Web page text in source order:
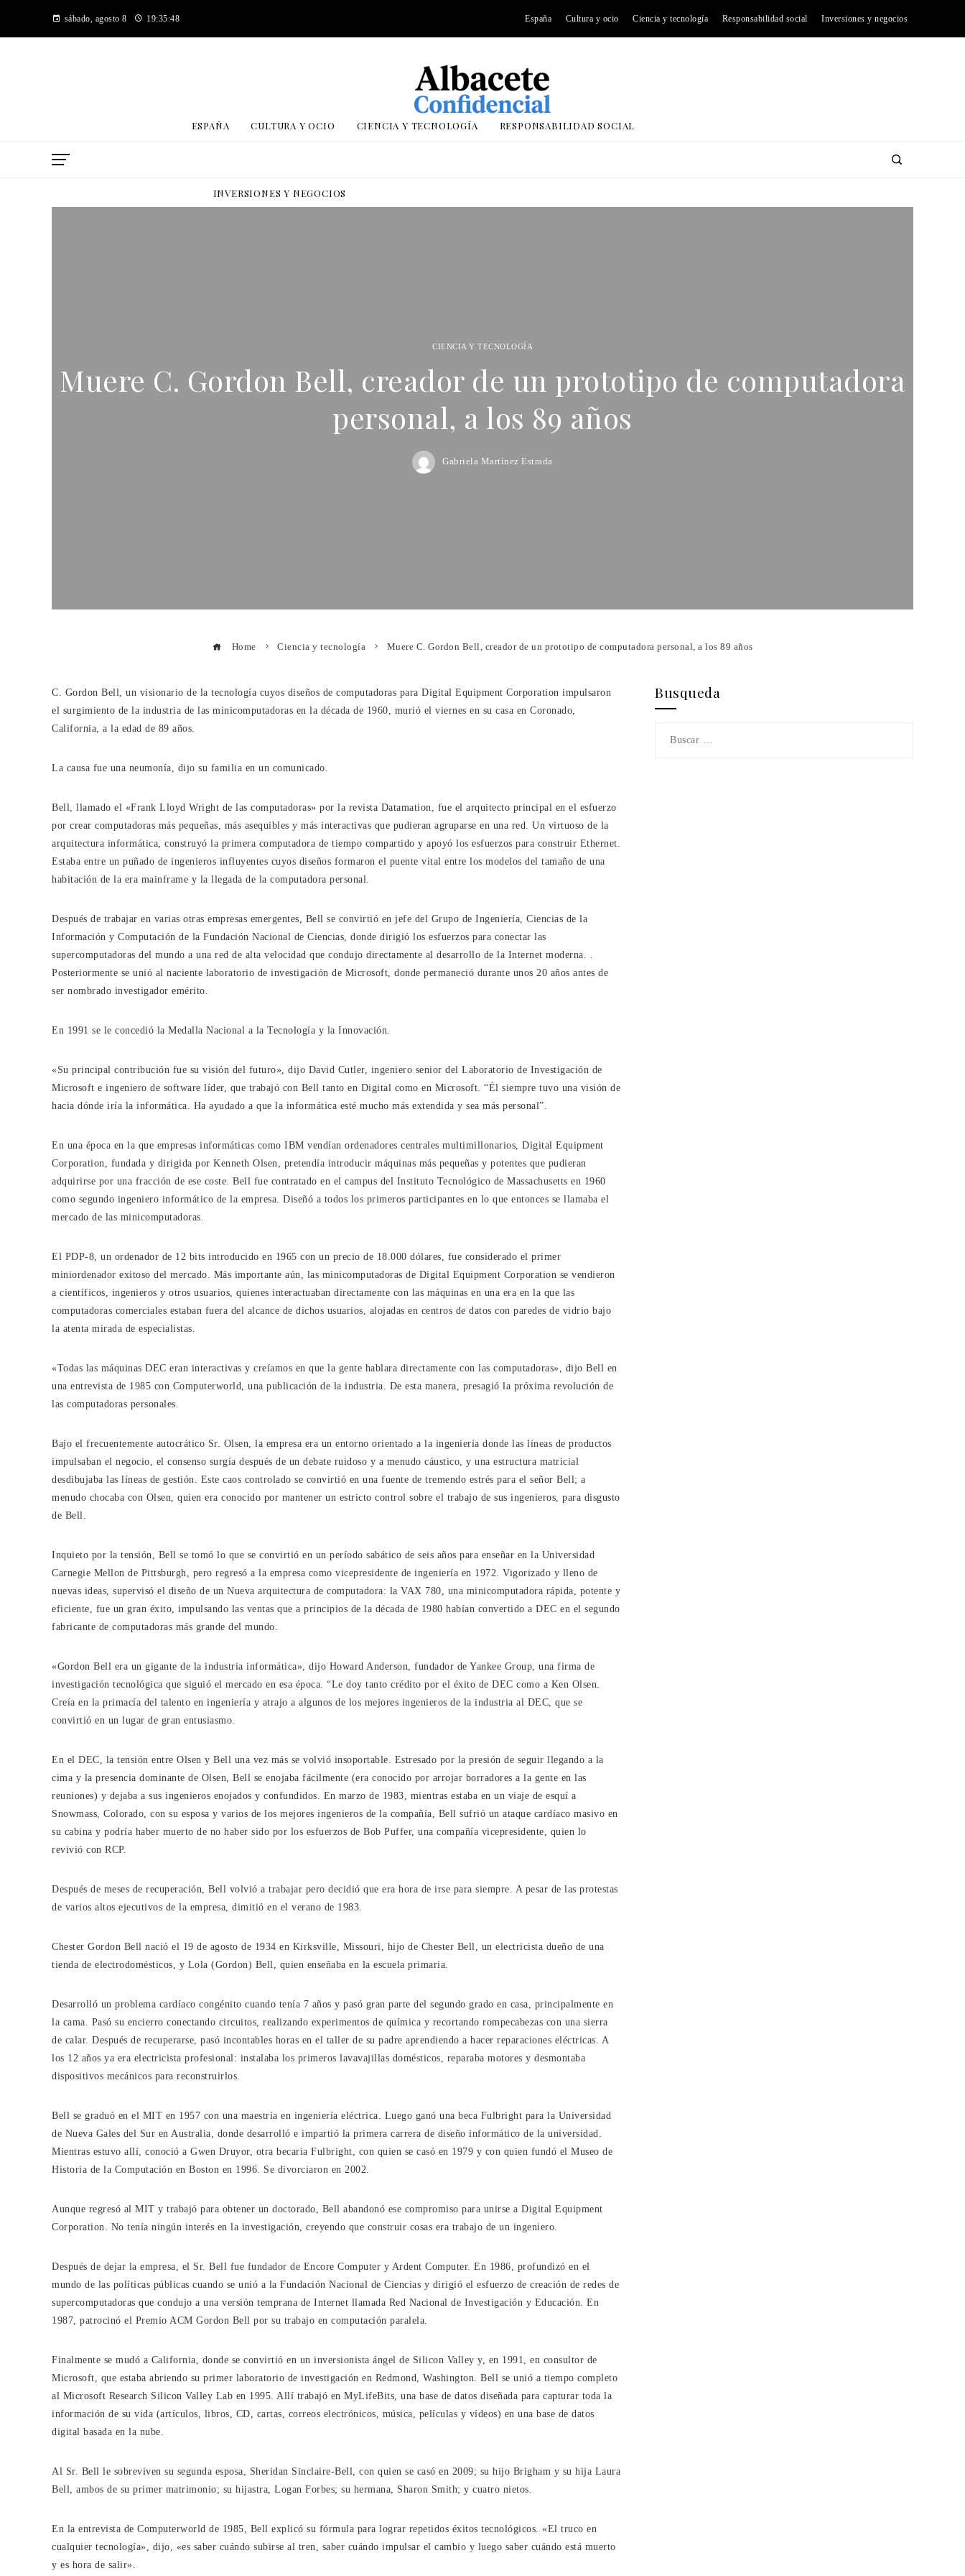
sábado, agosto 8 19:35:49 España Cultura y ocio Ciencia y tecnología Responsabilidad social Inversiones y negocios
ESPAÑA CULTURA Y OCIO CIENCIA Y TECNOLOGÍA RESPONSABILIDAD SOCIAL
INVERSIONES Y NEGOCIOS
CIENCIA Y TECNOLOGÍA
Muere C. Gordon Bell, creador de un prototipo de computadora
personal, a los 89 años
Gabriela Martínez Estrada
Home Ciencia y tecnología Muere C. Gordon Bell, creador de un prototipo de computadora personal, a los 89 años
C. Gordon Bell, un visionario de la tecnología cuyos diseños de computadoras para Digital Equipment Corporation impulsaron
el surgimiento de la industria de las minicomputadoras en la década de 1960, murió el viernes en su casa en Coronado,
California, a la edad de 89 años.
La causa fue una neumonía, dijo su familia en un comunicado.
Bell, llamado el «Frank Lloyd Wright de las computadoras» por la revista Datamation, fue el arquitecto principal en el esfuerzo
por crear computadoras más pequeñas, más asequibles y más interactivas que pudieran agruparse en una red. Un virtuoso de la
arquitectura informática, construyó la primera computadora de tiempo compartido y apoyó los esfuerzos para construir Ethernet.
Estaba entre un puñado de ingenieros influyentes cuyos diseños formaron el puente vital entre los modelos del tamaño de una
habitación de la era mainframe y la llegada de la computadora personal.
Después de trabajar en varias otras empresas emergentes, Bell se convirtió en jefe del Grupo de Ingeniería, Ciencias de la
Información y Computación de la Fundación Nacional de Ciencias, donde dirigió los esfuerzos para conectar las
supercomputadoras del mundo a una red de alta velocidad que condujo directamente al desarrollo de la Internet moderna. .
Posteriormente se unió al naciente laboratorio de investigación de Microsoft, donde permaneció durante unos 20 años antes de
ser nombrado investigador emérito.
En 1991 se le concedió la Medalla Nacional a la Tecnología y la Innovación.
«Su principal contribución fue su visión del futuro», dijo David Cutler, ingeniero senior del Laboratorio de Investigación de
Microsoft e ingeniero de software líder, que trabajó con Bell tanto en Digital como en Microsoft. “Él siempre tuvo una visión de
hacia dónde iría la informática. Ha ayudado a que la informática esté mucho más extendida y sea más personal”.
En una época en la que empresas informáticas como IBM vendían ordenadores centrales multimillonarios, Digital Equipment
Corporation, fundada y dirigida por Kenneth Olsen, pretendía introducir máquinas más pequeñas y potentes que pudieran
adquirirse por una fracción de ese coste. Bell fue contratado en el campus del Instituto Tecnológico de Massachusetts en 1960
como segundo ingeniero informático de la empresa. Diseñó a todos los primeros participantes en lo que entonces se llamaba el
mercado de las minicomputadoras.
El PDP-8, un ordenador de 12 bits introducido en 1965 con un precio de 18.000 dólares, fue considerado el primer
miniordenador exitoso del mercado. Más importante aún, las minicomputadoras de Digital Equipment Corporation se vendieron
a científicos, ingenieros y otros usuarios, quienes interactuaban directamente con las máquinas en una era en la que las
computadoras comerciales estaban fuera del alcance de dichos usuarios, alojadas en centros de datos con paredes de vidrio bajo
la atenta mirada de especialistas.
«Todas las máquinas DEC eran interactivas y creíamos en que la gente hablara directamente con las computadoras», dijo Bell en
una entrevista de 1985 con Computerworld, una publicación de la industria. De esta manera, presagió la próxima revolución de
las computadoras personales.
Bajo el frecuentemente autocrático Sr. Olsen, la empresa era un entorno orientado a la ingeniería donde las líneas de productos
impulsaban el negocio, el consenso surgía después de un debate ruidoso y a menudo cáustico, y una estructura matricial
desdibujaba las líneas de gestión. Este caos controlado se convirtió en una fuente de tremendo estrés para el señor Bell; a
menudo chocaba con Olsen, quien era conocido por mantener un estricto control sobre el trabajo de sus ingenieros, para disgusto
de Bell.
Inquieto por la tensión, Bell se tomó lo que se convirtió en un período sabático de seis años para enseñar en la Universidad
Carnegie Mellon de Pittsburgh, pero regresó a la empresa como vicepresidente de ingeniería en 1972. Vigorizado y lleno de
nuevas ideas, supervisó el diseño de un Nueva arquitectura de computadora: la VAX 780, una minicomputadora rápida, potente y
eficiente, fue un gran éxito, impulsando las ventas que a principios de la década de 1980 habían convertido a DEC en el segundo
fabricante de computadoras más grande del mundo.
«Gordon Bell era un gigante de la industria informática», dijo Howard Anderson, fundador de Yankee Group, una firma de
investigación tecnológica que siguió el mercado en esa época. “Le doy tanto crédito por el éxito de DEC como a Ken Olsen.
Creía en la primacía del talento en ingeniería y atrajo a algunos de los mejores ingenieros de la industria al DEC, que se
convirtió en un lugar de gran entusiasmo.
En el DEC, la tensión entre Olsen y Bell una vez más se volvió insoportable. Estresado por la presión de seguir llegando a la
cima y la presencia dominante de Olsen, Bell se enojaba fácilmente (era conocido por arrojar borradores a la gente en las
reuniones) y dejaba a sus ingenieros enojados y confundidos. En marzo de 1983, mientras estaba en un viaje de esquí a
Snowmass, Colorado, con su esposa y varios de los mejores ingenieros de la compañía, Bell sufrió un ataque cardíaco masivo en
su cabina y podría haber muerto de no haber sido por los esfuerzos de Bob Puffer, una compañía vicepresidente, quien lo
revivió con RCP.
Después de meses de recuperación, Bell volvió a trabajar pero decidió que era hora de irse para siempre. A pesar de las protestas
de varios altos ejecutivos de la empresa, dimitió en el verano de 1983.
Chester Gordon Bell nació el 19 de agosto de 1934 en Kirksville, Missouri, hijo de Chester Bell, un electricista dueño de una
tienda de electrodomésticos, y Lola (Gordon) Bell, quien enseñaba en la escuela primaria.
Desarrolló un problema cardíaco congénito cuando tenía 7 años y pasó gran parte del segundo grado en casa, principalmente en
la cama. Pasó su encierro conectando circuitos, realizando experimentos de química y recortando rompecabezas con una sierra
de calar. Después de recuperarse, pasó incontables horas en el taller de su padre aprendiendo a hacer reparaciones eléctricas. A
los 12 años ya era electricista profesional: instalaba los primeros lavavajillas domésticos, reparaba motores y desmontaba
dispositivos mecánicos para reconstruirlos.
Bell se graduó en el MIT en 1957 con una maestría en ingeniería eléctrica. Luego ganó una beca Fulbright para la Universidad
de Nueva Gales del Sur en Australia, donde desarrolló e impartió la primera carrera de diseño informático de la universidad.
Mientras estuvo allí, conoció a Gwen Druyor, otra becaria Fulbright, con quien se casó en 1979 y con quien fundó el Museo de
Historia de la Computación en Boston en 1996. Se divorciaron en 2002.
Aunque regresó al MIT y trabajó para obtener un doctorado, Bell abandonó ese compromiso para unirse a Digital Equipment
Corporation. No tenía ningún interés en la investigación, creyendo que construir cosas era trabajo de un ingeniero.
Después de dejar la empresa, el Sr. Bell fue fundador de Encore Computer y Ardent Computer. En 1986, profundizó en el
mundo de las políticas públicas cuando se unió a la Fundación Nacional de Ciencias y dirigió el esfuerzo de creación de redes de
supercomputadoras que condujo a una versión temprana de Internet llamada Red Nacional de Investigación y Educación. En
1987, patrocinó el Premio ACM Gordon Bell por su trabajo en computación paralela.
Finalmente se mudó a California, donde se convirtió en un inversionista ángel de Silicon Valley y, en 1991, en consultor de
Microsoft, que estaba abriendo su primer laboratorio de investigación en Redmond, Washington. Bell se unió a tiempo completo
al Microsoft Research Silicon Valley Lab en 1995. Allí trabajó en MyLifeBits, una base de datos diseñada para capturar toda la
información de su vida (artículos, libros, CD, cartas, correos electrónicos, música, películas y vídeos) en una base de datos
digital basada en la nube.
Al Sr. Bell le sobreviven su segunda esposa, Sheridan Sinclaire-Bell, con quien se casó en 2009; su hijo Brigham y su hija Laura
Bell, ambos de su primer matrimonio; su hijastra, Logan Forbes; su hermana, Sharon Smith; y cuatro nietos.
En la entrevista de Computerworld de 1985, Bell explicó su fórmula para lograr repetidos éxitos tecnológicos. «El truco en
cualquier tecnología», dijo, «es saber cuándo subirse al tren, saber cuándo impulsar el cambio y luego saber cuándo está muerto
y es hora de salir».
Busqueda